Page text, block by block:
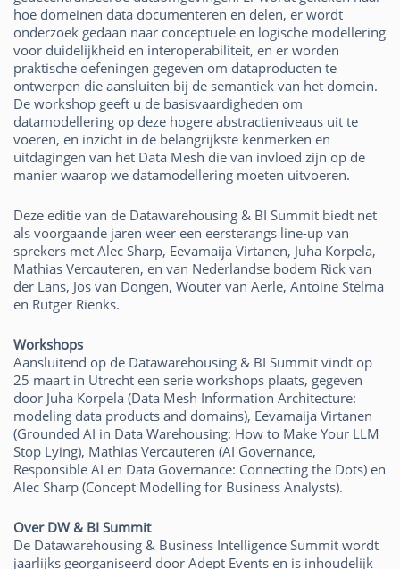
hoe domeinen data documenteren en delen, er wordt
onderzoek gedaan naar conceptuele en logische modellering
voor duidelijkheid en interoperabiliteit, en er worden
praktische oefeningen gegeven om dataproducten te
ontwerpen die aansluiten bij de semantiek van het domein.
De workshop geeft u de basisvaardigheden om
datamodellering op deze hogere abstractieniveaus uit te
voeren, en inzicht in de belangrijkste kenmerken en
uitdagingen van het Data Mesh die van invloed zijn op de
manier waarop we datamodellering moeten uitvoeren.
Deze editie van de Datawarehousing & BI Summit biedt net
als voorgaande jaren weer een eersterangs line-up van
sprekers met Alec Sharp, Eevamaija Virtanen, Juha Korpela,
Mathias Vercauteren, en van Nederlandse bodem Rick van
der Lans, Jos van Dongen, Wouter van Aerle, Antoine Stelma
en Rutger Rienks.
Workshops
Aansluitend op de Datawarehousing & BI Summit vindt op
25 maart in Utrecht een serie workshops plaats, gegeven
door Juha Korpela (Data Mesh Information Architecture:
modeling data products and domains), Eevamaija Virtanen
(Grounded AI in Data Warehousing: How to Make Your LLM
Stop Lying), Mathias Vercauteren (AI Governance,
Responsible AI en Data Governance: Connecting the Dots) en
Alec Sharp (Concept Modelling for Business Analysts).
Over DW & BI Summit
De Datawarehousing & Business Intelligence Summit wordt
jaarlijks georganiseerd door Adept Events en is inhoudelijk